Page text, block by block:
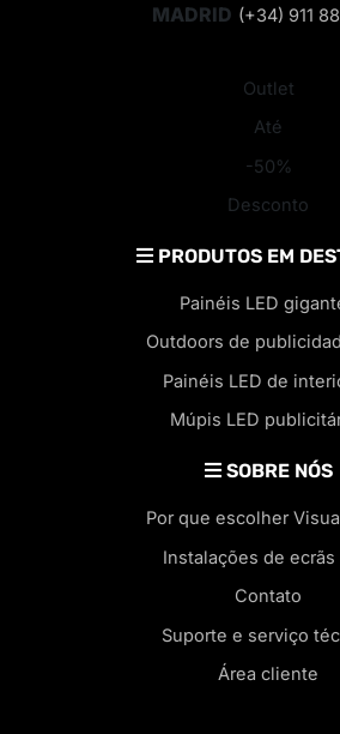
MADRID (+34) 911
Outlet
Até
-50%
Desconto
PRODUTOS EM
Painéis LED
Outdoors de
Painéis LED de
Múpis LED
SOBRE NÓS
Por que escolher
Instalações de ecrãs
Contato
Suporte e serviço
Área cliente